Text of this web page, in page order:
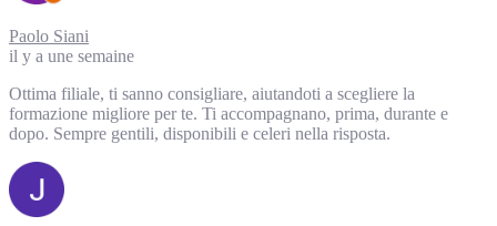
Paolo Siani
il y a une semaine
Ottima filiale, ti sanno consigliare, aiutandoti a scegliere la
formazione migliore per te. Ti accompagnano, prima, durante e
dopo. Sempre gentili, disponibili e celeri nella risposta.